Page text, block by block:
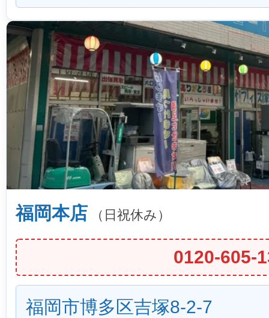
福岡本店 （日祝休み）
0120-605-
福岡市博多区吉塚8-2-7